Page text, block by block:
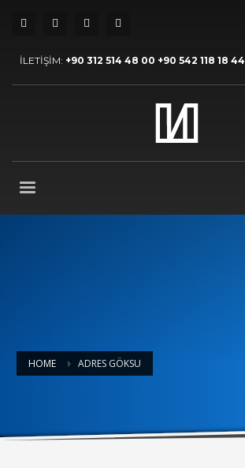
İLETİŞİM: +90 312 514 48 00 +90 542 118 18 44
HOME ADRES GÖKSU